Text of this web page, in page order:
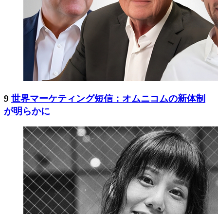
9 世界マーケティング短信：オムニコムの新体制
が明らかに